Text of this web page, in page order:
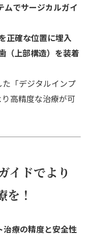
ムでサージカルガイ
正確な位置に埋入
（上部構造）を装着
「デジタルインプ
高精度な治療が可
イドでより
！
治療の精度と安全性